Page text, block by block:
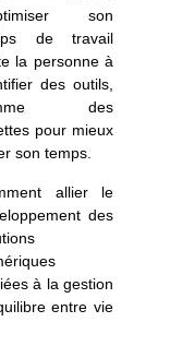
son
de travail
la personne à
des outils,
des
pour mieux
son temps.
allier le
des
à la gestion
entre vie